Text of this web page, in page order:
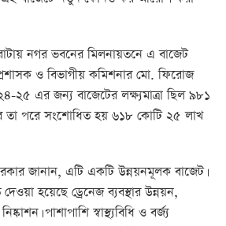
নগর ভবনের মিলনায়তনে এ বাজেট
ও বিভাগীয় কমিশনার মো. ফিরোজ
২৫ এর জন্য বাজেটের লক্ষ্যমাত্রা ছিল ৯৮১
তা পরে সংশোধিত হয় ৬১৮ কোটি ২৫ লাখ
জানান, এটি একটি উন্নয়নমূলক বাজেট।
হয়েছে ড্রেনেজ ব্যবস্থার উন্নয়ন,
পাশাপাশি স্বাস্থ্যবিধি ও বর্জ্য